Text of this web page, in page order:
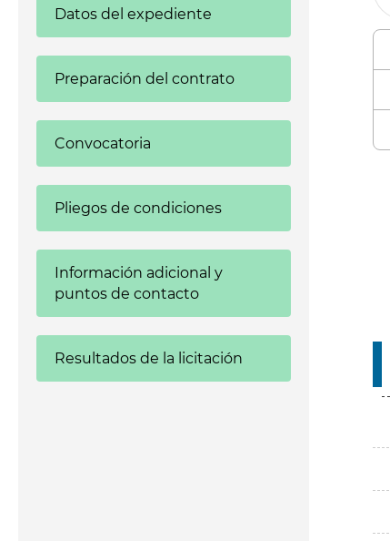
Datos del expediente
Preparación del contrato
Convocatoria
Pliegos de condiciones
Información adicional y
puntos de contacto
Resultados de la licitación